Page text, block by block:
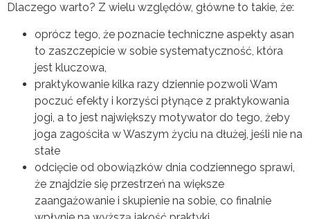
Dlaczego warto? Z wielu względów, główne to takie, że:
oprócz tego, że poznacie techniczne aspekty asan
to zaszczepicie w sobie systematyczność, która
jest kluczowa,
praktykowanie kilka razy dziennie pozwoli Wam
poczuć efekty i korzyści płynące z praktykowania
jogi, a to jest największy motywator do tego, żeby
joga zagościła w Waszym życiu na dłużej, jeśli nie na
stałe
odcięcie od obowiązków dnia codziennego sprawi,
że znajdzie się przestrzeń na większe
zaangażowanie i skupienie na sobie, co finalnie